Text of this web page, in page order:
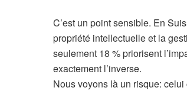
C’est un point sensible. En
propriété intellectuelle et la
seulement 18 % priorisent
exactement l’inverse.
Nous voyons là un risque: